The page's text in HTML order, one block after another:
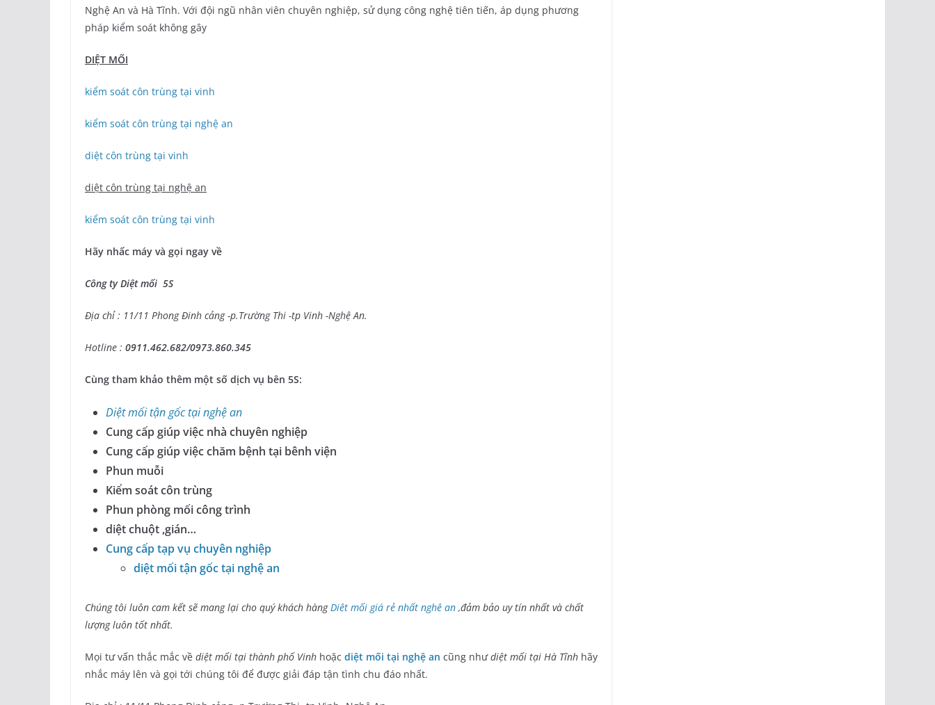
Nghệ An và Hà Tĩnh. Với đội ngũ nhân viên chuyên nghiệp, sử dụng công nghệ tiên tiến, áp dụng phương
pháp kiểm soát không gây
DIỆT MỐI
kiểm soát côn trùng tại vinh
kiểm soát côn trùng tại nghệ an
diệt côn trùng tại vinh
diệt côn trùng tại nghệ an
kiểm soát côn trùng tại vinh
Hãy nhấc máy và gọi ngay về
Công ty Diệt mối 5S
Địa chỉ : 11/11 Phong Đinh cảng -p.Trường Thi -tp Vinh -Nghệ An.
Hotline : 0911.462.682/0973.860.345
Cùng tham khảo thêm một số dịch vụ bên 5S:
Diệt mối tận gốc tại nghệ an
Cung cấp giúp việc nhà chuyên nghiệp
Cung cấp giúp việc chăm bệnh tại bênh viện
Phun muỗi
Kiểm soát côn trùng
Phun phòng mối công trình
diệt chuột ,gián…
Cung cấp tạp vụ chuyên nghiệp
diệt mối tận gốc tại nghệ an
Chúng tôi luôn cam kết sẽ mang lại cho quý khách hàngDiêt mối giá rẻ nhất nghê an ,đảm bảo uy tín nhất và chất
lượng luôn tốt nhất.
Mọi tư vấn thắc mắc về diệt mối tại thành phố Vinh hoặc diệt mối tại nghệ an cũng nhưdiệt mối tại Hà Tĩnh hãy
nhắc máy lên và gọi tới chúng tôi để được giải đáp tận tình chu đáo nhất.